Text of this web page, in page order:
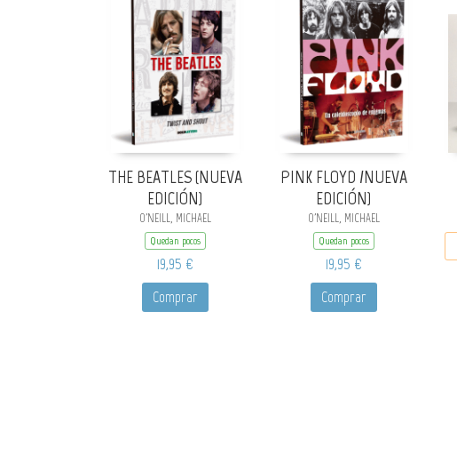
THE BEATLES (NUEVA
EDICIÓN)
O'NEILL, MICHAEL
Quedan pocos
19,95 €
Comprar
PINK FLOYD /NUEVA
EDICIÓN)
O'NEILL, MICHAEL
Quedan pocos
19,95 €
Comprar